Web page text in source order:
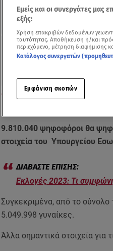
Δείτε
Εκλογές: Το ρεπορτάζ του
9.810.040 ψηφοφόροι θα
στοιχεία του Υπουργείου
Εκλογές 2023: Τι
Συγκεκριμένα, από το σύνολο
5.049.998 γυναίκες.
Άλλα σημαντικά στοιχεία για
Εμείς και οι συνεργάτες μας
εξής:
Χρήση επακριβών δεδομένων
ταυτότητας. Αποθήκευση ή/και
περιεχόμενο, μέτρηση διαφήμισης
Κατάλογος συνεργατών
Εμφάνιση σκοπών